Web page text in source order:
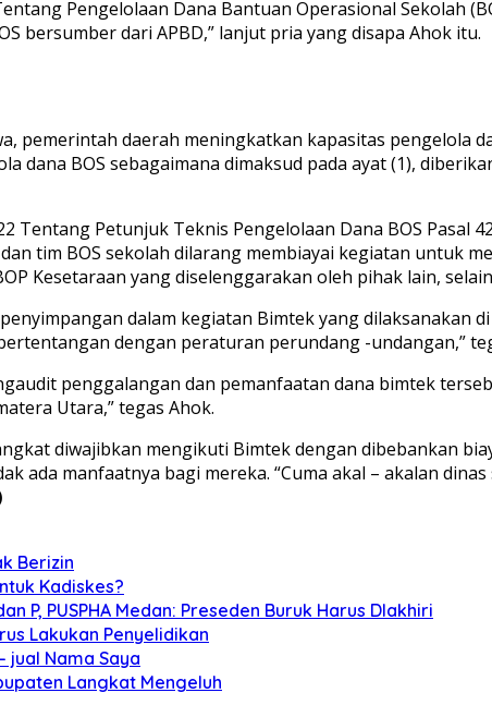
Pengelolaan Dana Bantuan Operasional Sekolah
bersumber dari APBD,” lanjut pria yang disapa Ahok itu.
pemerintah daerah meningkatkan kapasitas pengelola
dana BOS sebagaimana dimaksud pada ayat (1),
Petunjuk Teknis Pengelolaan Dana BOS Pasal
tim BOS sekolah dilarang membiayai kegiatan untuk
Kesetaraan yang diselenggarakan oleh pihak lain,
dalam kegiatan Bimtek yang
dengan peraturan perundang -undangan,”
penggalangan dan pemanfaatan dana bimtek
Utara,” tegas Ahok.
diwajibkan mengikuti Bimtek dengan dibebankan
ada manfaatnya bagi mereka. “Cuma akal – akalan
Berizin
Kadiskes?
P, PUSPHA Medan: Preseden Buruk Harus DIakhiri
Lakukan Penyelidikan
jual Nama Saya
Langkat Mengeluh